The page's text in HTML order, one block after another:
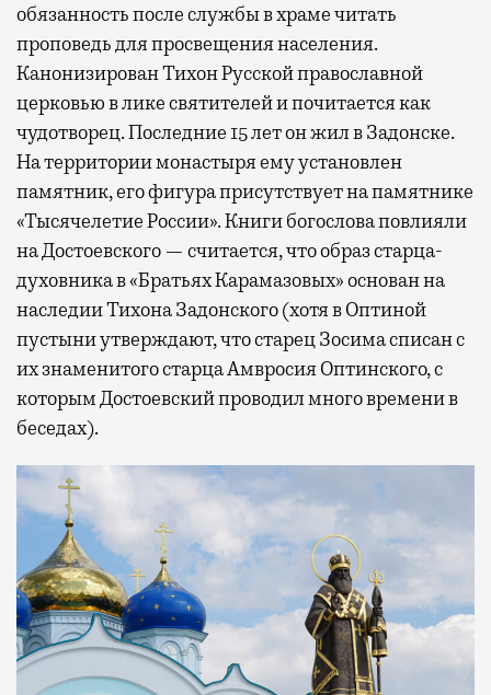
обязанность после службы в храме читать
проповедь для просвещения населения.
Канонизирован Тихон Русской православной
церковью в лике святителей и почитается как
чудотворец. Последние 15 лет он жил в Задонске.
На территории монастыря ему установлен
памятник, его фигура присутствует на памятнике
«Тысячелетие России». Книги богослова повлияли
на Достоевского — считается, что образ старца-
духовника в «Братьях Карамазовых» основан на
наследии Тихона Задонского (хотя в Оптиной
пустыни утверждают, что старец Зосима списан с
их знаменитого старца Амвросия Оптинского, с
которым Достоевский проводил много времени в
беседах).